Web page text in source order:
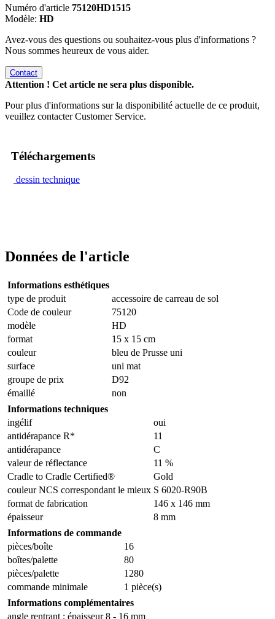
Numéro d'article 75120HD1515
Modèle: HD
Avez-vous des questions ou souhaitez-vous plus d'informations ?
Nous sommes heureux de vous aider.
Contact
Attention ! Cet article ne sera plus disponible.
Pour plus d'informations sur la disponibilité actuelle de ce produit,
veuillez contacter Customer Service.
Téléchargements
dessin technique
Données de l'article
Informations esthétiques
type de produit
accessoire de carreau de sol
Code de couleur
75120
modèle
HD
format
15 x 15 cm
couleur
bleu de Prusse uni
surface
uni mat
groupe de prix
D92
émaillé
non
Informations techniques
ingélif
oui
antidérapance R*
11
antidérapance
C
valeur de réflectance
11 %
Cradle to Cradle Certified®
Gold
couleur NCS correspondant le mieux S 6020-R90B
format de fabrication
146 x 146 mm
épaisseur
8 mm
Informations de commande
pièces/boîte
16
boîtes/palette
80
pièces/palette
1280
commande minimale
1 pièce(s)
Informations complémentaires
angle rentrant ; épaisseur 8 - 16 mm